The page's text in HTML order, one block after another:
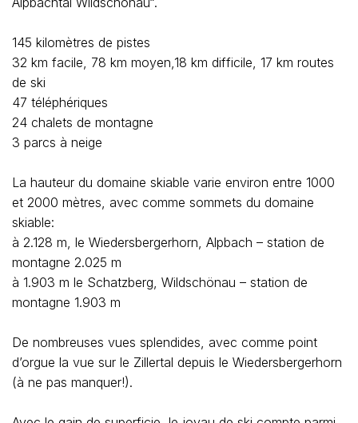
145 kilomètres de pistes
32 km facile, 78 km moyen,18 km difficile, 17 km routes
de ski
47 téléphériques
24 chalets de montagne
3 parcs à neige
La hauteur du domaine skiable varie environ entre 1000
et 2000 mètres, avec comme sommets du domaine
skiable:
à 2.128 m, le Wiedersbergerhorn, Alpbach – station de
montagne 2.025 m
à 1.903 m le Schatzberg, Wildschönau – station de
montagne 1.903 m
De nombreuses vues splendides, avec comme point
d’orgue la vue sur le Zillertal depuis le Wiedersbergerhorn
(à ne pas manquer!).